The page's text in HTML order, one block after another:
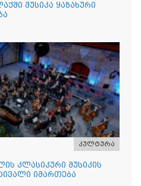
მუსიკა ყაზახური
კულტურა
კლასიკური მუსიკის
იმართება